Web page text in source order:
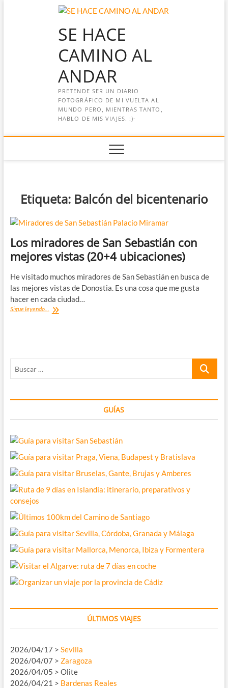
SE HACE
CAMINO AL
ANDAR
PRETENDE SER UN DIARIO
FOTOGRÁFICO DE MI VUELTA AL
MUNDO PERO, MIENTRAS TANTO,
HABLO DE MIS VIAJES. :)-
Etiqueta: Balcón del bicentenario
Los miradores de San Sebastián con
mejores vistas (20+4 ubicaciones)
He visitado muchos miradores de San Sebastián en busca de
las mejores vistas de Donostia. Es una cosa que me gusta
hacer en cada ciudad…
Sigue leyendo... Los
Buscar
GUÍAS
ÚLTIMOS VIAJES
2026/04/17 > Sevilla
2026/04/07 > Zaragoza
2026/04/05 > Olite
2026/04/21 > Bardenas Reales